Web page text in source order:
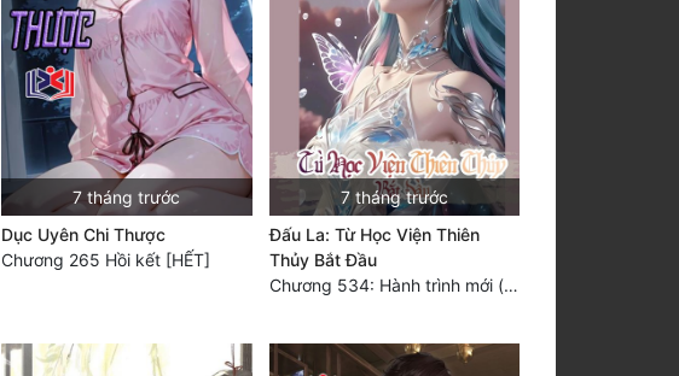
7 tháng trước
Dục Uyên Chi Thược
Chương 265 Hồi kết [HẾT]
7 tháng trước
Đấu La: Từ Học Viện Thiên
Thủy Bắt Đầu
Chương 534: Hành trình mới (hoàn tất)